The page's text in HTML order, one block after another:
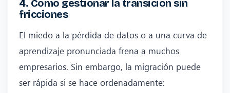
4. Cómo gestionar la transición sin
fricciones
El miedo a la pérdida de datos o a una curva de
aprendizaje pronunciada frena a muchos
empresarios. Sin embargo, la migración puede
ser rápida si se hace ordenadamente: